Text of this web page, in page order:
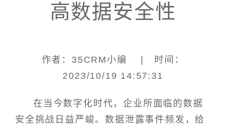
高数据安全性
作者：35CRM小编 | 时间：
2023/10/19 14:57:31
在当今数字化时代，企业所面临的数据
安全挑战日益严峻。数据泄露事件频发，给